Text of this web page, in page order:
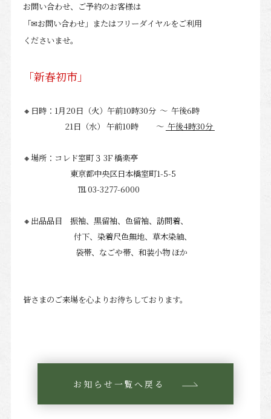
お問い合わせ、ご予約のお客様は
「✉お問い合わせ」 またはフリーダイヤルをご利用
くださいませ。
「新春初市」
🔸日時：1月20日（火） 午前10時30分～ 午後6時
21日（水） 午前10時 ～ 午後4時30分
🔸場所：コレド室町３ 3F 橋楽亭
東京都中央区日本橋室町1-5-5
℡ 03-3277-6000
🔸出品品目 振袖、黒留袖、色留袖、訪問着、
付下、染着尺色無地、草木染紬、
袋帯、なごや帯、和装小物 ほか
皆さまのご来場を心よりお待ちしております。
お知らせ一覧へ戻る